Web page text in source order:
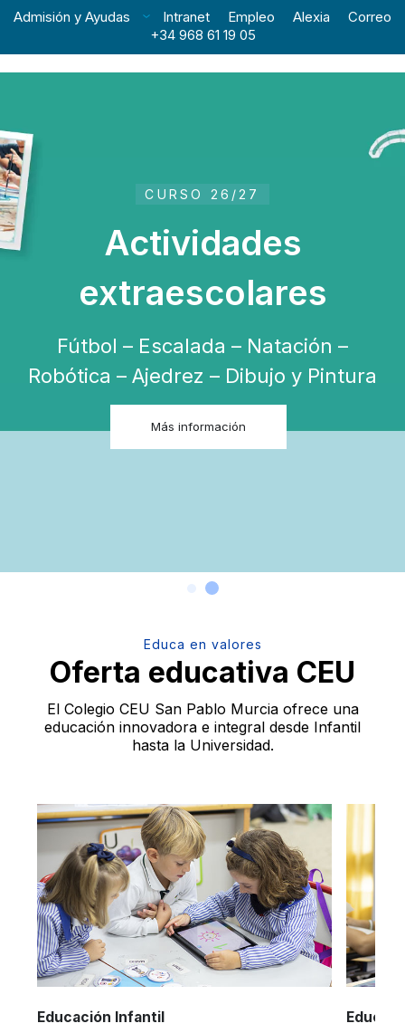
Admisión y Ayudas Intranet Empleo Alexia
Correo
+34 968 61 19 05
CURSO 26/27
Actividades
extraescolares
Fútbol – Escalada – Natación –
Robótica – Ajedrez – Dibujo y Pintura
Más información
Educa en valores
Oferta educativa CEU
El Colegio CEU San Pablo Murcia ofrece una
educación innovadora e integral desde Infantil
hasta la Universidad.
Educación Infantil